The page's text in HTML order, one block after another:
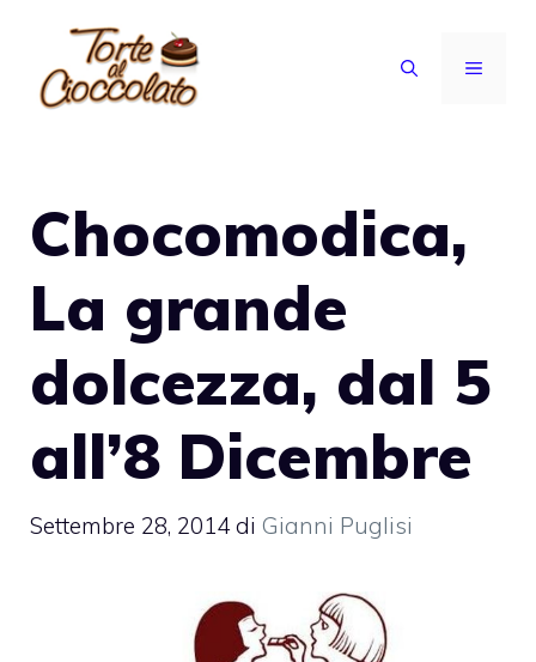
contenuto
MENU
Chocomodica,
La grande
dolcezza, dal 5
all’8 Dicembre
Settembre 28, 2014 di Gianni Puglisi